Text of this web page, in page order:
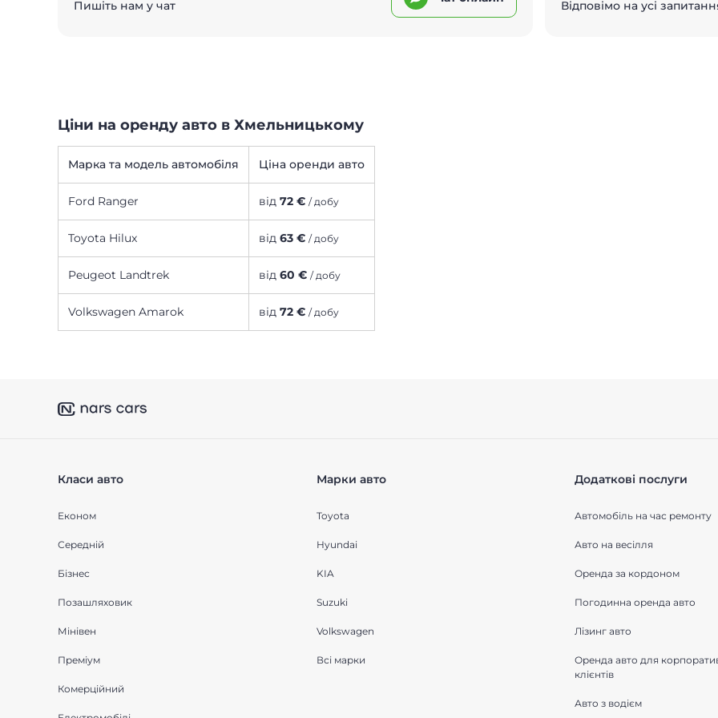
Пишіть нам у чат Відповімо на усі
Ціни на оренду авто в Хмельницькому
Марка та модель автомобіля Ціна оренди авто
Ford Ranger від 72 € / добу
Toyota Hilux від 63 € / добу
Peugeot Landtrek від 60 € / добу
Volkswagen Amarok від 72 € / добу
Класи авто
Економ
Середнiй
Бізнес
Позашляховик
Мінівен
Преміум
Комерційний
Марки авто
Toyota
Hyundai
KIA
Suzuki
Volkswagen
Всі марки
Додаткові послуги
Автомобіль на час ремонту
Авто на весілля
Оренда за кордоном
Погодинна оренда авто
Лізинг авто
Оренда авто для
клієнтів
Авто з водієм